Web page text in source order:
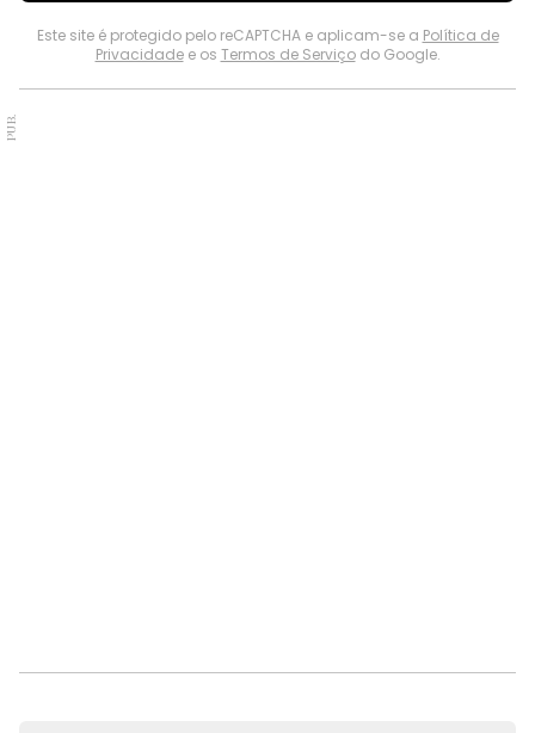
Este site é protegido pelo reCAPTCHA e aplicam-se a Política de
Privacidadee os Termos de Serviçodo Google.
PUB.